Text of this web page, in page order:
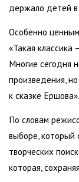
держало детей в
Особенно
«Такая
Многие сегодня
произведения,
к сказке Ершова».
По словам
выборе, который
творческих
которая,